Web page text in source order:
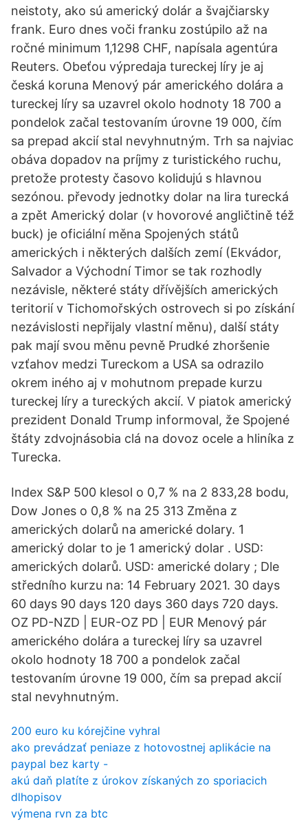
neistoty, ako sú americký dolár a švajčiarsky
frank. Euro dnes voči franku zostúpilo až na
ročné minimum 1,1298 CHF, napísala agentúra
Reuters. Obeťou výpredaja tureckej líry je aj
česká koruna Menový pár amerického dolára a
tureckej líry sa uzavrel okolo hodnoty 18 700 a
pondelok začal testovaním úrovne 19 000, čím
sa prepad akcií stal nevyhnutným. Trh sa najviac
obáva dopadov na príjmy z turistického ruchu,
pretože protesty časovo kolidujú s hlavnou
sezónou. převody jednotky dolar na lira turecká
a zpět Americký dolar (v hovorové angličtině též
buck) je oficiální měna Spojených států
amerických i některých dalších zemí (Ekvádor,
Salvador a Východní Timor se tak rozhodly
nezávisle, některé státy dřívějších amerických
teritorií v Tichomořských ostrovech si po získání
nezávislosti nepřijaly vlastní měnu), další státy
pak mají svou měnu pevně Prudké zhoršenie
vzťahov medzi Tureckom a USA sa odrazilo
okrem iného aj v mohutnom prepade kurzu
tureckej líry a tureckých akcií. V piatok americký
prezident Donald Trump informoval, že Spojené
štáty zdvojnásobia clá na dovoz ocele a hliníka z
Turecka.
Index S&P 500 klesol o 0,7 % na 2 833,28 bodu,
Dow Jones o 0,8 % na 25 313 Změna z
amerických dolarů na americké dolary. 1
americký dolar to je 1 americký dolar . USD:
amerických dolarů. USD: americké dolary ; Dle
středního kurzu na: 14 February 2021. 30 days
60 days 90 days 120 days 360 days 720 days.
OZ PD-NZD | EUR-OZ PD | EUR Menový pár
amerického dolára a tureckej líry sa uzavrel
okolo hodnoty 18 700 a pondelok začal
testovaním úrovne 19 000, čím sa prepad akcií
stal nevyhnutným.
200 euro ku kórejčine vyhral
ako prevádzať peniaze z hotovostnej aplikácie na
paypal bez karty -
akú daň platíte z úrokov získaných zo sporiacich
dlhopisov
výmena rvn za btc